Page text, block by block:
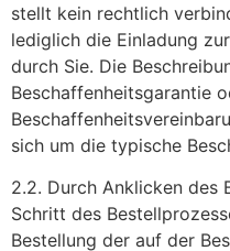
stellt kein rechtlich
lediglich die Einladung
durch Sie. Die
Beschaffenheitsgarantie
sich um die typische
2.2. Durch Anklicken des
Schritt des
Bestellung der auf der